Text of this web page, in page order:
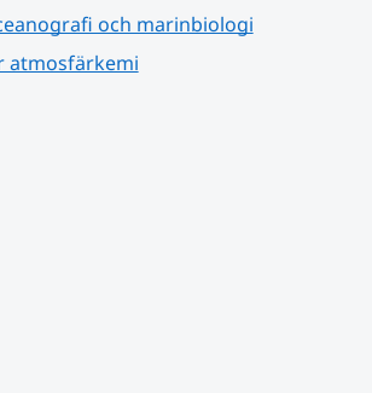
och marinbiologi
atmosfärkemi
webbplats.
annan webbplats.